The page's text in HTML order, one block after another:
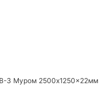
3 Муром 2500x1250x22мм